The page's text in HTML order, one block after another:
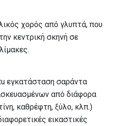
χορός από γλυπτά, που
κεντρική σκηνή σε
εγκατάσταση σαράντα
από διάφορα
καθρέφτη, ξύλο, κλπ.)
εικαστικές